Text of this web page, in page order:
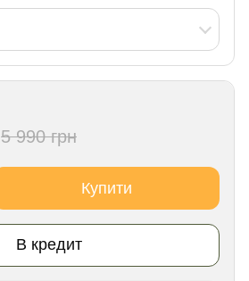
5 990 грн
Купити
В кредит